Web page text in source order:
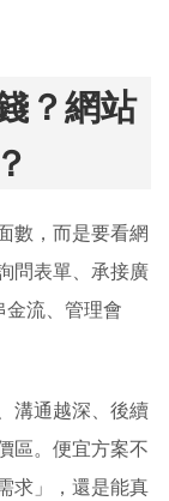
？網站
數，而是要看網
問表單、承接廣
流、管理會
溝通越深、後續
區。便宜方案不
求」，還是能真